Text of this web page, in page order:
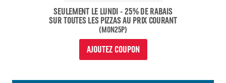
SEULEMENT LE LUNDI - 25% DE RABAIS
SUR TOUTES LES PIZZAS AU PRIX COURANT
(MON25P)
AJOUTEZ COUPON